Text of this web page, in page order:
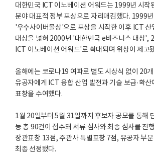
대한민국 ICT 이노베이션 어워드는 1999년 시작
분야 대표적 정부 포상으로 자리매김했다. 1999
'우수사이버몰상'으로 포상을 시작한 이후 ICT 산
대상을 넓혀 2000년 '대한민국 e비즈니스 대상',
ICT 이노베이션 어워드'로 확대되며 위상이 제고
올해에는 코로나19 여파로 별도 시상식 없이 20
유공자에게 ICT 융합 산업 발전과 기술 보급·확산
표창을 수여했다.
1월 20일부터 5월 31일까지 후보자 공모를 통해
등 총 90건이 접수돼 서류 심사와 최종 심사를 진
장관표창 13점, 주관사 특별표창 7점, 유공자 부문
최종 선정됐다.